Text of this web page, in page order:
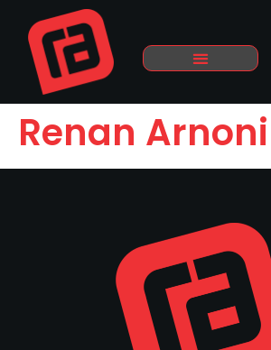
Renan Arnoni